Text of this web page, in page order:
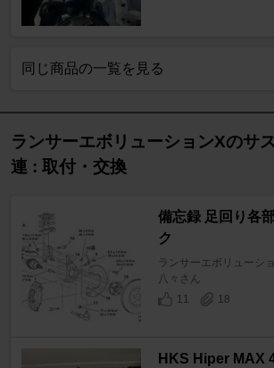
同じ商品の一覧を見る
ランサーエボリューションXのサ
連 : 取付・交換
備忘録 足回り各
ク
ランサーエボリューシ
八々さん
11
18
HKS Hiper MAX